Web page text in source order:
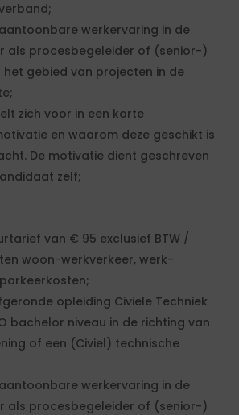
werkervaring in de
als procesbegeleider of (senior-)
gebied van projecten in de
zich voor in een korte
en waarom deze geschikt is
De motivatie dient geschreven
zelf;
van € 95 exclusief BTW /
woon-werkverkeer, werk-
opleiding Civiele Techniek
bachelor niveau in de richting van
of een (Civiel) technische
werkervaring in de
als procesbegeleider of (senior-)